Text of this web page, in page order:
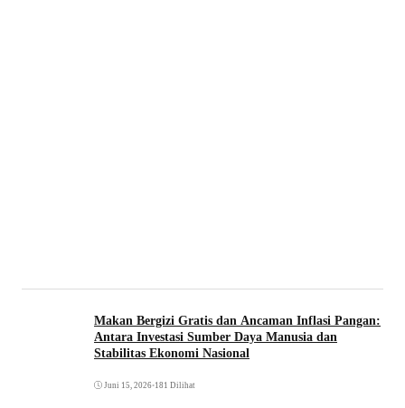
Makan Bergizi Gratis dan Ancaman Inflasi Pangan:
Antara Investasi Sumber Daya Manusia dan
Stabilitas Ekonomi Nasional
Juni 15, 2026•181 Dilihat